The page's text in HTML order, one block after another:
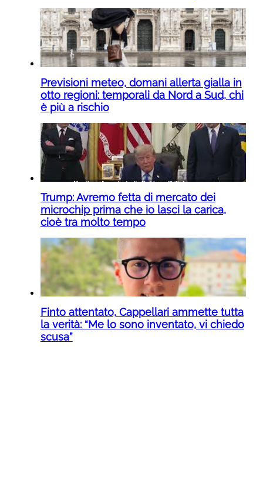
Previsioni meteo, domani allerta gialla in
otto regioni: temporali da Nord a Sud, chi
è più a rischio
Trump: Avremo fetta di mercato dei
microchip prima che io lasci la carica,
cioè tra molto tempo
Finto attentato, Cappellari ammette tutta
la verità: “Me lo sono inventato, vi chiedo
scusa”